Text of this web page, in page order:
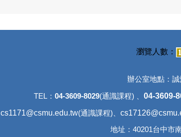
辦公室地點：
TEL： 04-3609-8029(通識課程) 、 04-3609-
cs1171@csmu.edu.tw(通識課程)、
地址：40201台中市